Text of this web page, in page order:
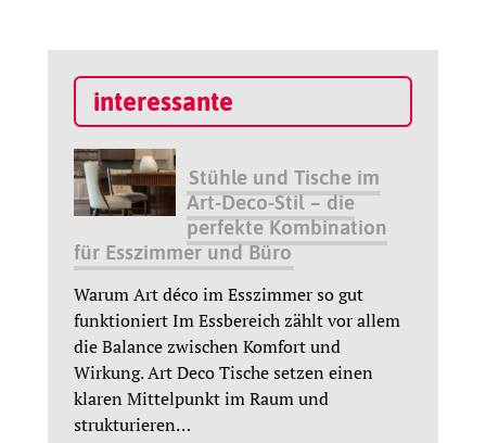
interessante
Stühle und Tische im
Art-Deco-Stil – die
perfekte Kombination
für Esszimmer und Büro
Warum Art déco im Esszimmer so gut
funktioniert Im Essbereich zählt vor allem
die Balance zwischen Komfort und
Wirkung. Art Deco Tische setzen einen
klaren Mittelpunkt im Raum und
strukturieren…